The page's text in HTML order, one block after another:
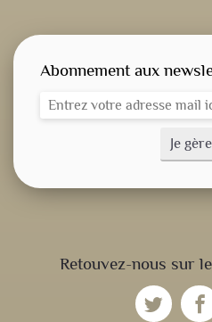
Retouvez-nous sur
Abonnement aux
Je